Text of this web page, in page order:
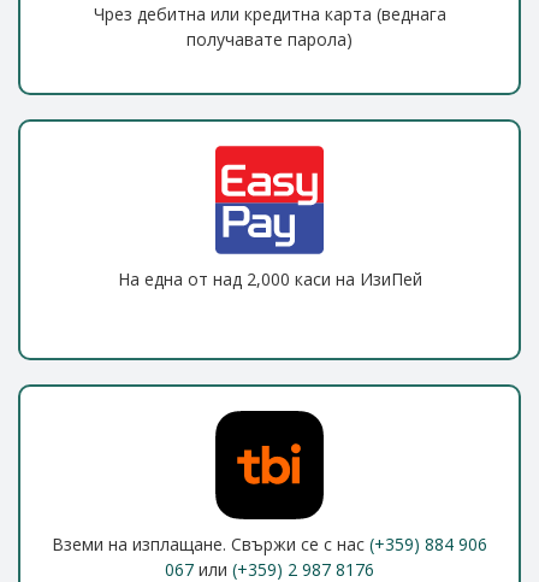
Чрез дебитна или кредитна карта (веднага
получавате парола)
На една от над 2,000 каси на ИзиПей
Вземи на изплащане. Свържи се с нас (+359) 884 906
067 или (+359) 2 987 8176